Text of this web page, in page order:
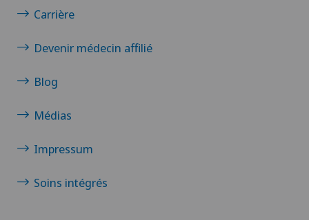
Carrière
Devenir médecin affilié
Blog
Médias
Impressum
Soins intégrés